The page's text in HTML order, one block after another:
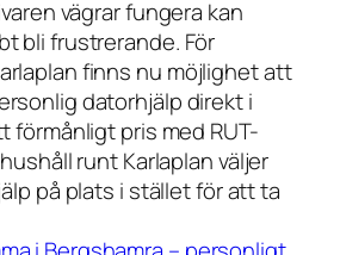
vägrar fungera kan
bli frustrerande. För
finns nu möjlighet att
datorhjälp direkt i
förmånligt pris med RUT-
runt Karlaplan väljer
på plats i stället för att ta